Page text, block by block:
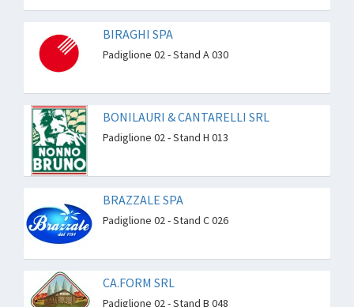
BIRAGHI SPA
Padiglione 02 - Stand A 030
BONILAURI & CANTARELLI SRL
Padiglione 02 - Stand H 013
BRAZZALE SPA
Padiglione 02 - Stand C 026
CA.FORM SRL
Padiglione 02 - Stand B 048